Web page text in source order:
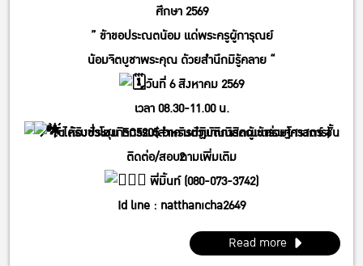
ศึกษา 2569
” ข้าขอประณตน้อม แด่พระครูผู้การุณย์
น้อมจิตบูชาพระคุณ ด้วยสำนึกมิรู้คลาย “
วันที่ 6 สิงหาคม 2569
เวลา 08.30-11.00 น.
ณ ห้องประชุม EC5205 อาคารปฏิบัติการคณะเศรษฐศาสตร์ ชั้น
2
ได้รับชั่วโมงกิจกรรม(สำหรับตัวแทนนิสิตผู้เข้าร่วมโครงการ)
ติดต่อ/สอบถามเพิ่มเติม
พี่มิ้นท์ (080-073-3742)
Id line : natthanicha2649
IG : @_m.mintt_
พี่โฟร์ (086-339-3381)
Read more